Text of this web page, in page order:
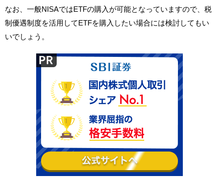
なお、一般NISAではETFの購入が可能となっていますので、税
制優遇制度を活用してETFを購入したい場合には検討してもい
いでしょう。